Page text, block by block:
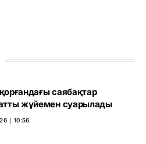
саябақтар
жүйемен суарылады
∣ 10:56